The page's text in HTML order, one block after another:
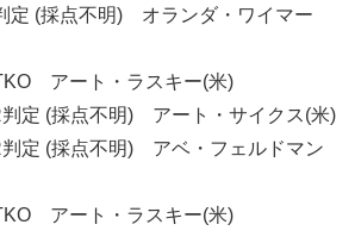
(採点不明) オランダ・ワイマー
アート・ラスキー(米)
定 (採点不明) アート・サイクス(米)
定 (採点不明) アベ・フェルドマン
アート・ラスキー(米)